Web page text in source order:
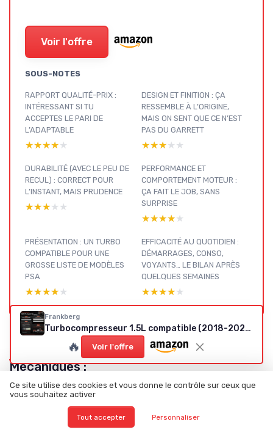
Voir l'offre
SOUS-NOTES
RAPPORT QUALITÉ-PRIX :
INTÉRESSANT SI TU
ACCEPTES LE PARI DE
L’ADAPTABLE
★★★★★
★★★★★
DESIGN ET FINITION : ÇA
RESSEMBLE À L’ORIGINE,
MAIS ON SENT QUE CE N’EST
PAS DU GARRETT
★★★★★
★★★★★
DURABILITÉ (AVEC LE PEU DE
RECUL) : CORRECT POUR
L’INSTANT, MAIS PRUDENCE
★★★★★
★★★★★
PERFORMANCE ET
COMPORTEMENT MOTEUR :
ÇA FAIT LE JOB, SANS
SURPRISE
★★★★★
★★★★★
PRÉSENTATION : UN TURBO
COMPATIBLE POUR UNE
GROSSE LISTE DE MODÈLES
PSA
★★★★★
★★★★★
EFFICACITÉ AU QUOTIDIEN :
DÉMARRAGES, CONSO,
VOYANTS… LE BILAN APRÈS
QUELQUES SEMAINES
★★★★★
★★★★★
Mécaniques :
voir nos
autres tests
Voir tous les tests Pièces Mécaniques →
Frankberg
Turbocompresseur 1.5L compatible (2018-2024) — Remplace 9835855380
🔥 Voir l'offre
Ce site utilise des cookies et vous donne le contrôle sur ceux que
vous souhaitez activer
Tout accepter Personnaliser